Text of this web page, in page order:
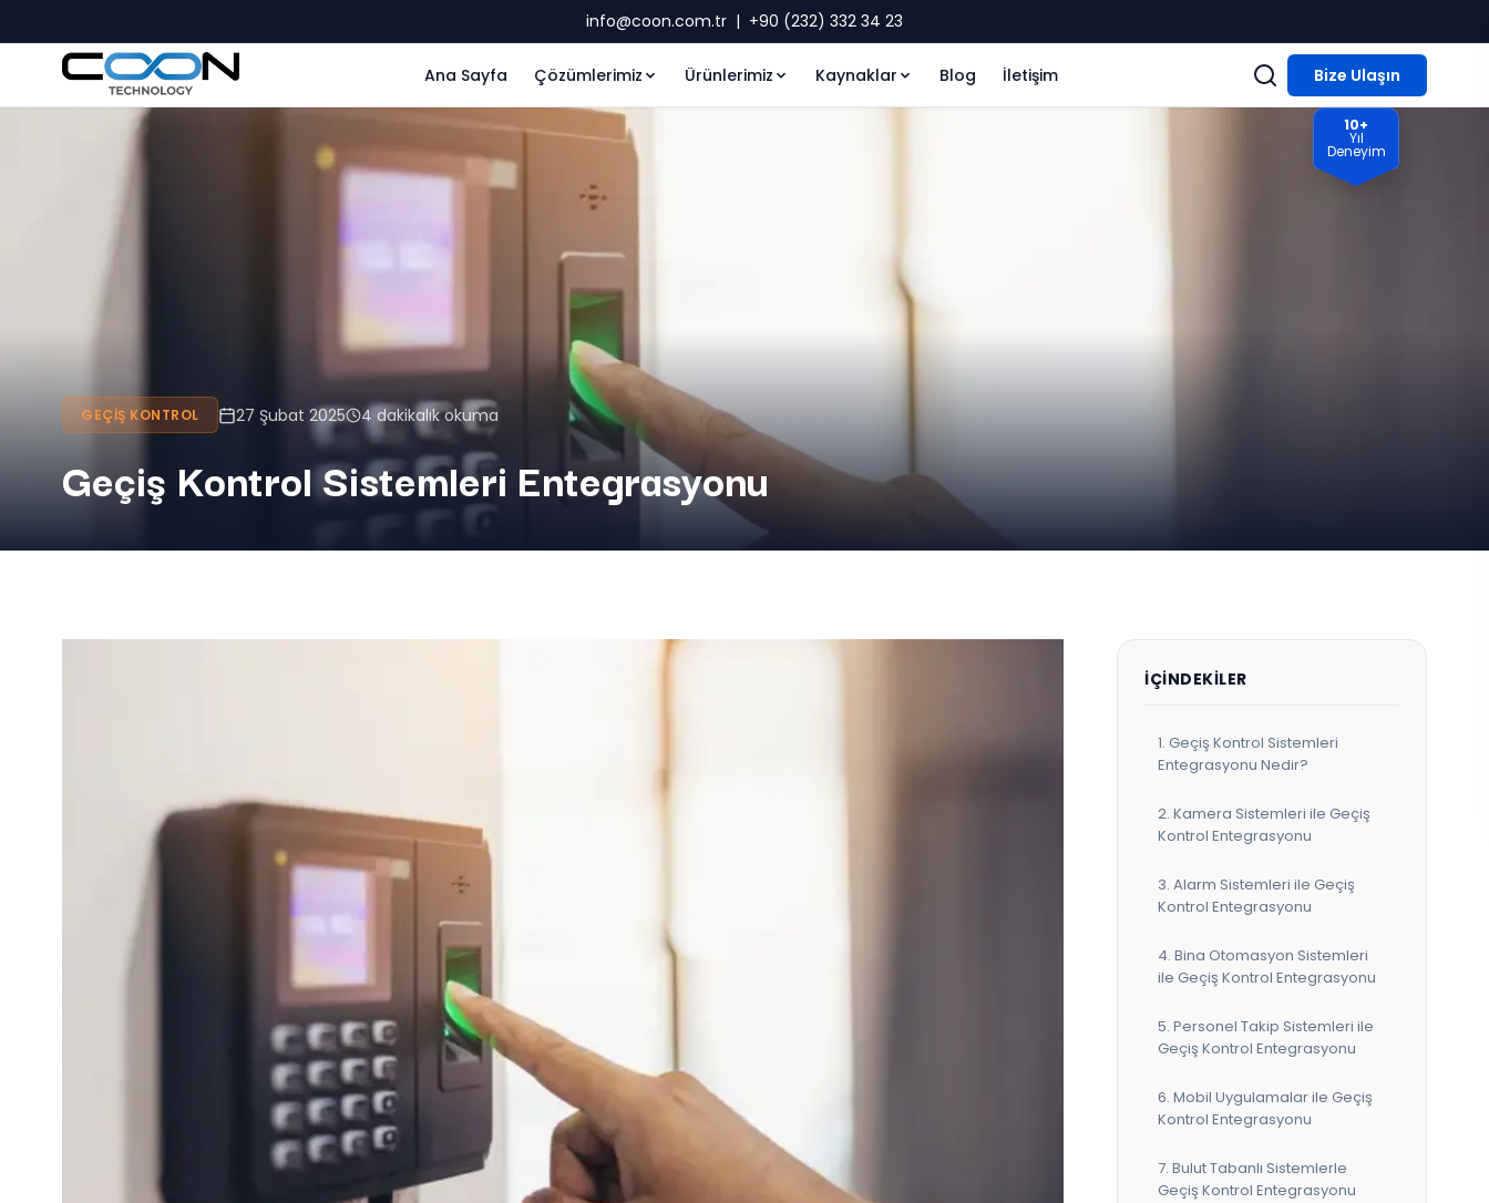
info@coon.com.tr | +90 (232) 332 34 23
Ana Sayfa Çözümlerimiz Ürünlerimiz Kaynaklar Blog İletişim Bize Ulaşın
10+
Yıl
Deneyim
GEÇIŞ KONTROL 27 Şubat 2025 4 dakikalık okuma
Geçiş Kontrol Sistemleri Entegrasyonu
İÇINDEKILER
1. Geçiş Kontrol Sistemleri
Entegrasyonu Nedir?
2. Kamera Sistemleri ile Geçiş
Kontrol Entegrasyonu
3. Alarm Sistemleri ile Geçiş
Kontrol Entegrasyonu
4. Bina Otomasyon Sistemleri
ile Geçiş Kontrol Entegrasyonu
5. Personel Takip Sistemleri ile
Geçiş Kontrol Entegrasyonu
6. Mobil Uygulamalar ile Geçiş
Kontrol Entegrasyonu
7. Bulut Tabanlı Sistemlerle
Geçiş Kontrol Entegrasyonu